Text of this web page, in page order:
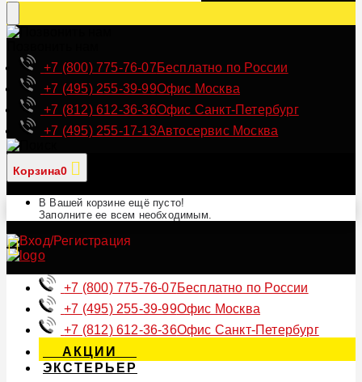
+7 (800) 775-76-07Бесплатно по России
+7 (495) 255-39-99Офис Москва
+7 (812) 612-36-36Офис Санкт-Петербург
+7 (495) 255-17-13Автосервис Москва
Корзина0
В Вашей корзине ещё пусто!
Заполните ее всем необходимым.
+7 (800) 775-76-07Бесплатно по России
+7 (495) 255-39-99Офис Москва
+7 (812) 612-36-36Офис Санкт-Петербург
АКЦИИ
ЭКСТЕРЬЕР